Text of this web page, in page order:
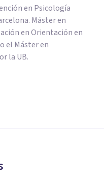
en Psicología
Máster en
en Orientación en
el Máster en
la UB.